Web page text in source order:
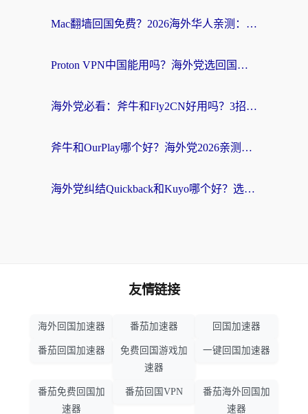
Mac翻墙回国免费？2026海外华人亲测：从CCTV5直播到国内APP，这样选加速器才靠谱
Proton VPN中国能用吗？海外党选回国加速器的避坑指南（附番茄加速器实测）
海外党必看：斧牛和Fly2CN好用吗？3招教你选对回国加速器（附免费试用攻略）
斧牛和OurPlay哪个好？海外党2026亲测：选对加速器，国内资源秒加载
海外党纠结Quickback和Kuyo哪个好？选对回国加速器才能无缝刷国内资源
友情链接
海外回国加速器 番茄加速器 回国加速器
番茄回国加速器
免费回国游戏加
速器
一键回国加速器
番茄免费回国加
速器
番茄回国VPN
番茄海外回国加
速器